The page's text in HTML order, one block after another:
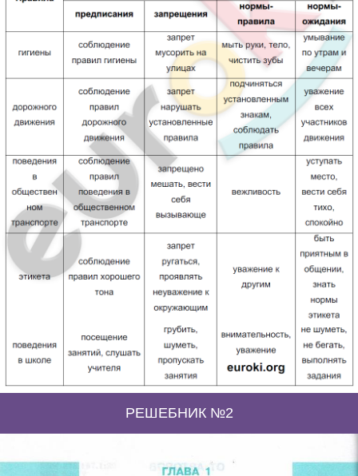
РЕШЕБНИК №2